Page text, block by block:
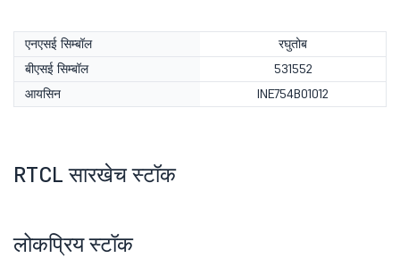
एनएसई सिम्बॉल
रघुतोब
बीएसई सिम्बॉल
531552
आयसिन
INE754B01012
RTCL सारखेच स्टॉक
लोकप्रिय स्टॉक